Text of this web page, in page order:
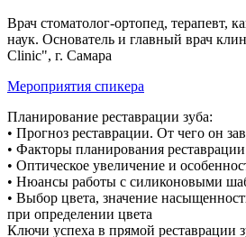
Врач стоматолог-ортопед, терапевт,
наук. Основатель и главный врач
Clinic", г. Самара
Мероприятия спикера
Планирование реставрации зуба:
• Прогноз реставрации. От чего он
• Факторы планирования реставрации
• Оптическое увеличение и
• Нюансы работы с силиконовыми
• Выбор цвета, значение
при определении цвета
Ключи успеха в прямой реставрации